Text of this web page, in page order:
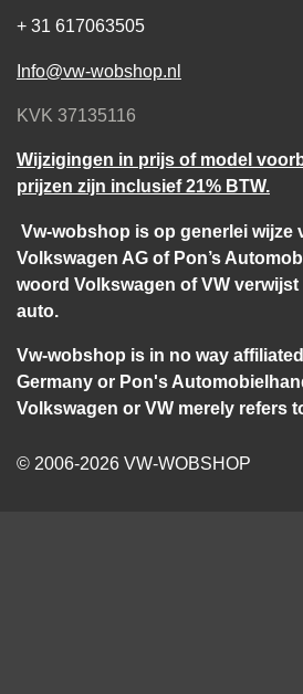
+ 31 617063505
Info@vw-wobshop.nl
KVK 37135116
Wijzigingen in prijs of model
prijzen zijn inclusief 21% BTW.
Vw-wobshop is op generlei wijze
Volkswagen AG of Pon’s
woord Volkswagen of VW
auto.
Vw-wobshop is in no way
Germany or Pon's
Volkswagen or VW merely refers
© 2006-2026 VW-WOBSHOP